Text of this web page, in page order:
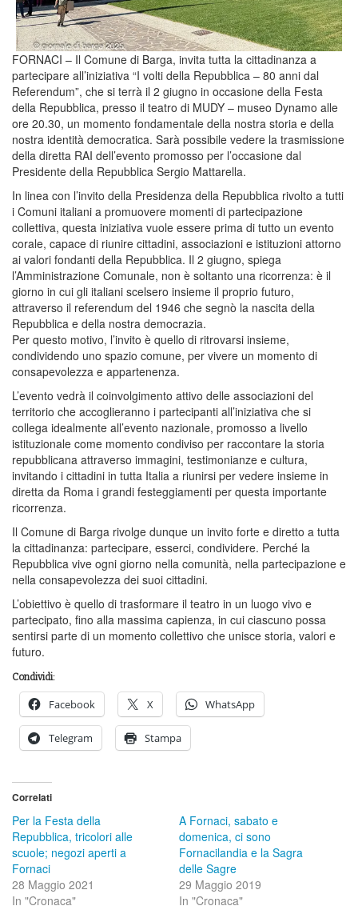
FORNACI – Il Comune di Barga, invita tutta la cittadinanza a
partecipare all’iniziativa “I volti della Repubblica – 80 anni dal
Referendum”, che si terrà il 2 giugno in occasione della Festa
della Repubblica, presso il teatro di MUDY – museo Dynamo alle
ore 20.30, un momento fondamentale della nostra storia e della
nostra identità democratica. Sarà possibile vedere la trasmissione
della diretta RAI dell’evento promosso per l’occasione dal
Presidente della Repubblica Sergio Mattarella.
In linea con l’invito della Presidenza della Repubblica rivolto a tutti
i Comuni italiani a promuovere momenti di partecipazione
collettiva, questa iniziativa vuole essere prima di tutto un evento
corale, capace di riunire cittadini, associazioni e istituzioni attorno
ai valori fondanti della Repubblica. Il 2 giugno, spiega
l’Amministrazione Comunale, non è soltanto una ricorrenza: è il
giorno in cui gli italiani scelsero insieme il proprio futuro,
attraverso il referendum del 1946 che segnò la nascita della
Repubblica e della nostra democrazia.
Per questo motivo, l’invito è quello di ritrovarsi insieme,
condividendo uno spazio comune, per vivere un momento di
consapevolezza e appartenenza.
L’evento vedrà il coinvolgimento attivo delle associazioni del
territorio che accoglieranno i partecipanti all’iniziativa che si
collega idealmente all’evento nazionale, promosso a livello
istituzionale come momento condiviso per raccontare la storia
repubblicana attraverso immagini, testimonianze e cultura,
invitando i cittadini in tutta Italia a riunirsi per vedere insieme in
diretta da Roma i grandi festeggiamenti per questa importante
ricorrenza.
Il Comune di Barga rivolge dunque un invito forte e diretto a tutta
la cittadinanza: partecipare, esserci, condividere. Perché la
Repubblica vive ogni giorno nella comunità, nella partecipazione e
nella consapevolezza dei suoi cittadini.
L’obiettivo è quello di trasformare il teatro in un luogo vivo e
partecipato, fino alla massima capienza, in cui ciascuno possa
sentirsi parte di un momento collettivo che unisce storia, valori e
futuro.
Condividi:
Facebook X WhatsApp
Telegram Stampa
Correlati
Per la Festa della
Repubblica, tricolori alle
scuole; negozi aperti a
Fornaci
28 Maggio 2021
In "Cronaca"
A Fornaci, sabato e
domenica, ci sono
Fornacilandia e la Sagra
delle Sagre
29 Maggio 2019
In "Cronaca"